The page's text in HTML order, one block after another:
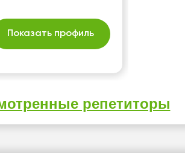
Показать профиль
репетиторы